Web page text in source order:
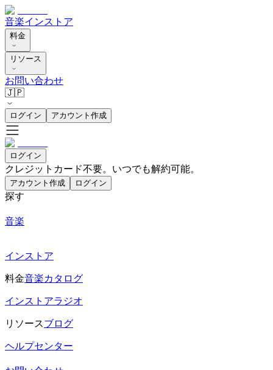
音楽インストア
料金
リソース
お問い合わせ
🇯🇵
ログイン アカウント作成
ログイン
クレジットカード不要。いつでも解約可能。
アカウント作成 ログイン
探す
音楽
インストア
料金音楽カタログ
インストアラジオ
リソースブログ
ヘルプセンター